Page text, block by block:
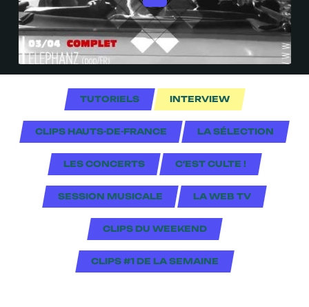
TUTORIELS INTERVIEW
CLIPS HAUTS-DE-FRANCE LA SÉLECTION
LES CONCERTS C'EST CULTE !
SESSION MUSICALE LA WEB TV
CLIPS DU WEEKEND
CLIPS #1 DE LA SEMAINE